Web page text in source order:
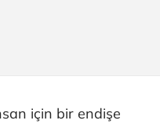
için bir endişe